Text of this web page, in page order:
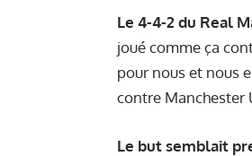
Le 4-4-2 du Real
joué comme ça
pour nous et nous
contre Manchester
Le but semblait